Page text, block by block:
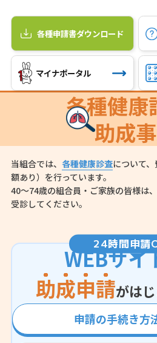
各種申請書ダウンロード
マイナポータル
各種健康
助成
当組合では、 各種健康診査について
額あり）を行っています。
40～74歳の組合員・ご家族の皆様は
受診してください。
24時間申請
WEBサイ
助成申請がは
申請の手続き方